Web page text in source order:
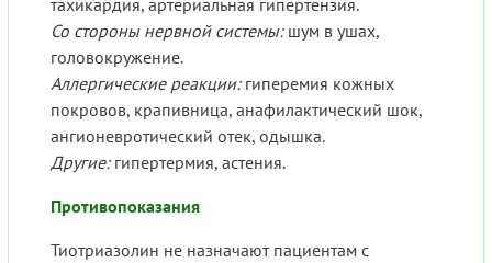
тахикардия, артериальная гипертензия.
Со стороны нервной системы:шум в ушах,
головокружение.
Аллергические реакции: гиперемия кожных
покровов, крапивница, анафилактический шок,
ангионевротический отек, одышка.
Другие: гипертермия, астения.
Противопоказания
Тиотриазолин не назначают пациентам с